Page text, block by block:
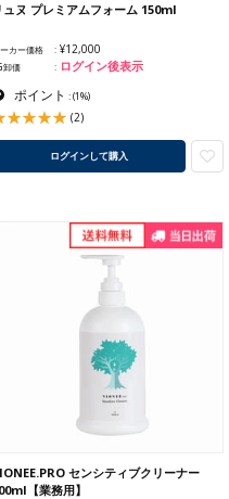
ュヌ プレミアムフォーム 150ml
ーカー価格 ¥12,000
卸価 ログイン後表示
ポイント :(1%)
(2)
ログインして購入
センシティブクリーナー
【業務用】